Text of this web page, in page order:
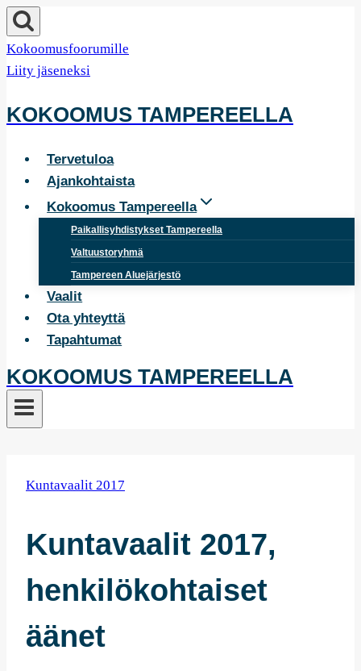
Siirry
sisältöön
Kokoomusfoorumille
Liity jäseneksi
KOKOOMUS TAMPEREELLA
Tervetuloa
Ajankohtaista
Kokoomus Tampereella
Paikallisyhdistykset Tampereella
Valtuustoryhmä
Tampereen Aluejärjestö
Vaalit
Ota yhteyttä
Tapahtumat
KOKOOMUS TAMPEREELLA
Kuntavaalit 2017
Kuntavaalit 2017,
henkilökohtaiset
äänet